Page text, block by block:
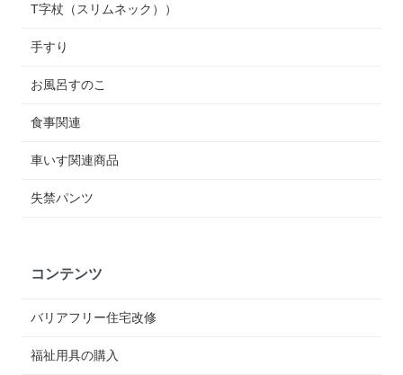
T字杖（スリムネック））
手すり
お風呂すのこ
食事関連
車いす関連商品
失禁パンツ
コンテンツ
バリアフリー住宅改修
福祉用具の購入